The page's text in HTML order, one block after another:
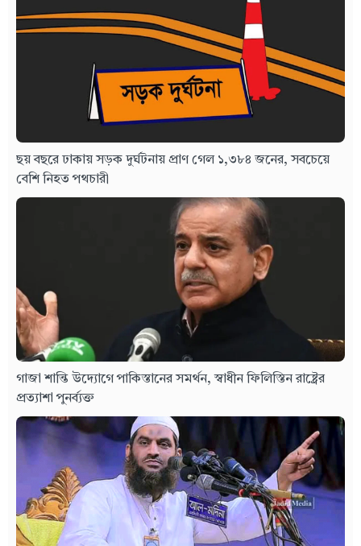
ছয় বছরে ঢাকায় সড়ক দুর্ঘটনায় প্রাণ গেল ১,৩৮৪ জনের, সবচেয়ে
বেশি নিহত পথচারী
গাজা শান্তি উদ্যোগে পাকিস্তানের সমর্থন, স্বাধীন ফিলিস্তিন রাষ্ট্রের
প্রত্যাশা পুনর্ব্যক্ত